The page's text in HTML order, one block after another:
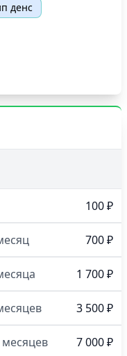
денс
100 ₽
700 ₽
1 700 ₽
3 500 ₽
7 000 ₽